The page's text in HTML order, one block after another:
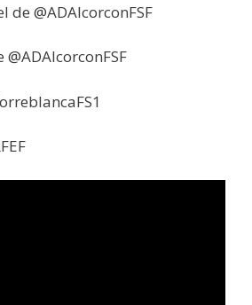
de @ADAlcorconFSF
@ADAlcorconFSF